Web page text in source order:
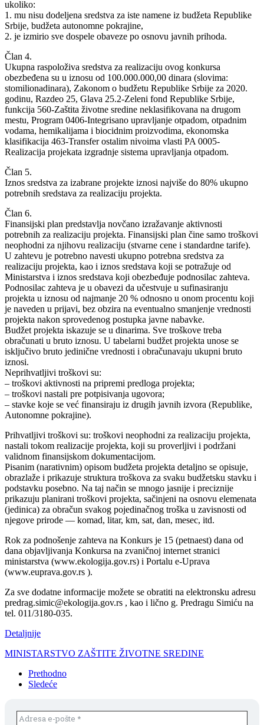
ukoliko:
1. mu nisu dodeljena sredstva za iste namene iz budžeta Republike
Srbije, budžeta autonomne pokrajine,
2. je izmirio sve dospele obaveze po osnovu javnih prihoda.
Član 4.
Ukupna raspoloživa sredstva za realizaciju ovog konkursa
obezbeđena su u iznosu od 100.000.000,00 dinara (slovima:
stomilionadinara), Zakonom o budžetu Republike Srbije za 2020.
godinu, Razdeo 25, Glava 25.2-Zeleni fond Republike Srbije,
funkcija 560-Zaštita životne sredine neklasifikovana na drugom
mestu, Program 0406-Integrisano upravljanje otpadom, otpadnim
vodama, hemikalijama i biocidnim proizvodima, ekonomska
klasifikacija 463-Transfer ostalim nivoima vlasti PA 0005-
Realizacija projekata izgradnje sistema upravljanja otpadom.
Član 5.
Iznos sredstva za izabrane projekte iznosi najviše do 80% ukupno
potrebnih sredstava za realizaciju projekta.
Član 6.
Finansijski plan predstavlja novčano izražavanje aktivnosti
potrebnih za realizaciju projekta. Finansijski plan čine samo troškovi
neophodni za njihovu realizaciju (stvarne cene i standardne tarife).
U zahtevu je potrebno navesti ukupno potrebna sredstva za
realizaciju projekta, kao i iznos sredstava koji se potražuje od
Ministarstva i iznos sredstava koji obezbeđuje podnosilac zahteva.
Podnosilac zahteva je u obavezi da učestvuje u sufinasiranju
projekta u iznosu od najmanje 20 % odnosno u onom procentu koji
je naveden u prijavi, bez obzira na eventualno smanjenje vrednosti
projekta nakon sprovedenog postupka javne nabavke.
Budžet projekta iskazuje se u dinarima. Sve troškove treba
obračunati u bruto iznosu. U tabelarni budžet projekta unose se
isključivo bruto jedinične vrednosti i obračunavaju ukupni bruto
iznosi.
Neprihvatljivi troškovi su:
– troškovi aktivnosti na pripremi predloga projekta;
– troškovi nastali pre potpisivanja ugovora;
– stavke koje se već finansiraju iz drugih javnih izvora (Republike,
Autonomne pokrajine).
Prihvatljivi troškovi su: troškovi neophodni za realizaciju projekta,
nastali tokom realizacije projekta, koji su proverljivi i podržani
validnom finansijskom dokumentacijom.
Pisanim (narativnim) opisom budžeta projekta detaljno se opisuje,
obrazlaže i prikazuje struktura troškova za svaku budžetsku stavku i
podstavku posebno. Na taj način se mnogo jasnije i preciznije
prikazuju planirani troškovi projekta, sačinjeni na osnovu elemenata
(jedinica) za obračun svakog pojedinačnog troška u zavisnosti od
njegove prirode ― komad, litar, km, sat, dan, mesec, itd.
Rok za podnošenje zahteva na Konkurs je 15 (petnaest) dana od
dana objavljivanja Konkursa na zvaničnoj internet stranici
ministarstva (www.ekologija.gov.rs) i Portalu e-Uprava
(www.euprava.gov.rs ).
Za sve dodatne informacije možete se obratiti na elektronsku adresu
predrag.simic@ekologija.gov.rs , kao i lično g. Predragu Simiću na
tel. 011/3180-035.
Detaljnije
MINISTARSTVO ZAŠTITE ŽIVOTNE SREDINE
Prethodno
Sledeće